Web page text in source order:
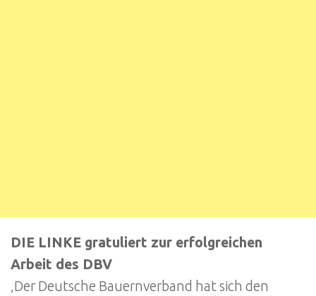
DIE LINKE gratuliert zur erfolgreichen
Arbeit des DBV
‚Der Deutsche Bauernverband hat sich den